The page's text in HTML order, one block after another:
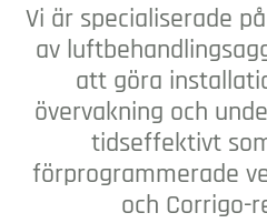
Vi är specialiserade
av
att göra
övervakning och
tidseffektivt
förprogrammerade
och Corrigo-